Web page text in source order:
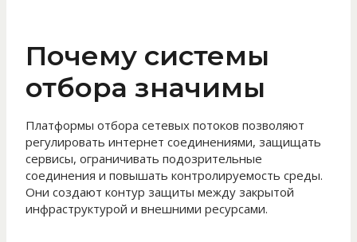
Почему системы
отбора значимы
Платформы отбора сетевых потоков позволяют
регулировать интернет соединениями, защищать
сервисы, ограничивать подозрительные
соединения и повышать контролируемость среды.
Они создают контур защиты между закрытой
инфраструктурой и внешними ресурсами.